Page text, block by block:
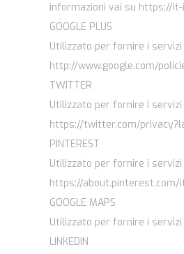
informazioni vai su https://
GOOGLE PLUS
Utilizzato per fornire i
http://www.google.com/
TWITTER
Utilizzato per fornire i
https://twitter.com/
PINTEREST
Utilizzato per fornire i
https://about.pinterest.com/
GOOGLE MAPS
Utilizzato per fornire i
LINKEDIN